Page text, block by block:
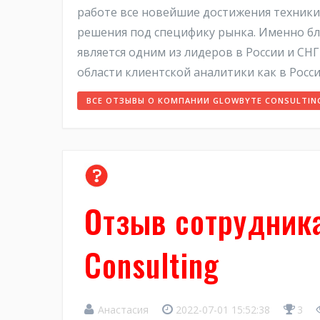
работе все новейшие достижения
решения под специфику рынка. Именно
является одним из лидеров в России и
области клиентской аналитики как в
ВСЕ ОТЗЫВЫ О КОМПАНИИ GLOWBYTE
Отзыв
Consulting
Анастасия 2022-07-01 15:52:38 3